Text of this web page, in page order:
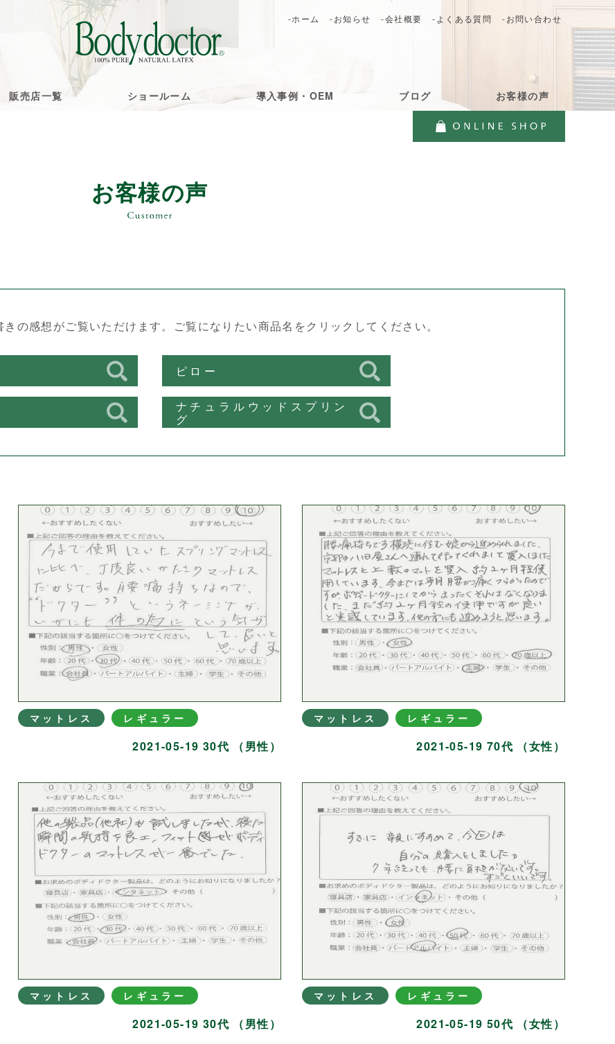
販売店一覧 ショールーム 導入事例・OEM ブログ お客様の声
-ホーム -お知らせ -会社概要 -よくある質問 -お問い合わせ
お客様の声
きの感想がご覧いただけます。 ご覧になりたい商品名をクリックしてください。
ピロー
ナチュラルウッドスプリン
グ
マットレス レギュラー
2021-05-19 30代 （男性）
マットレス レギュラー
2021-05-19 70代 （女性）
マットレス レギュラー
2021-05-19 30代 （男性）
マットレス レギュラー
2021-05-19 50代 （女性）